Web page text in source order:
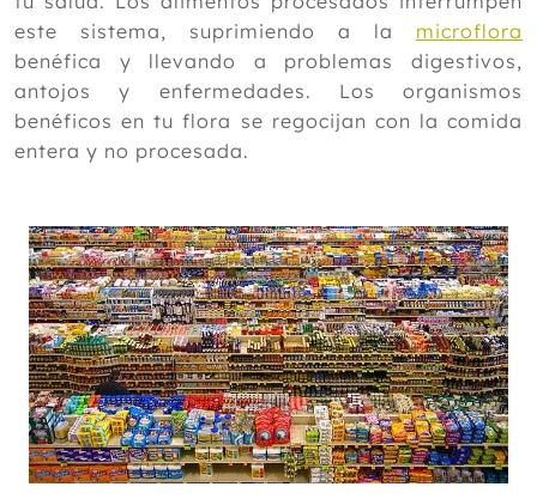
este sistema, suprimiendo a la microflora
benéfica y llevando a problemas digestivos,
antojos y enfermedades. Los organismos
benéficos en tu flora se regocijan con la comida
entera y no procesada.